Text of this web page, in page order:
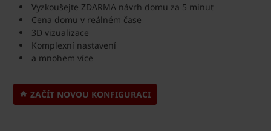
Vyzkoušejte ZDARMA návrh domu za 5 minut
Cena domu v reálném čase
3D vizualizace
Komplexní nastavení
a mnohem více
ZAČÍT NOVOU KONFIGURACI